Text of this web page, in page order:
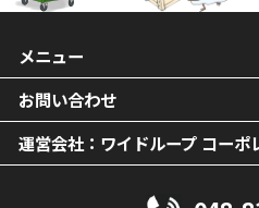
メニュー
お問い合わせ
運営会社：ワイドループ コーポ